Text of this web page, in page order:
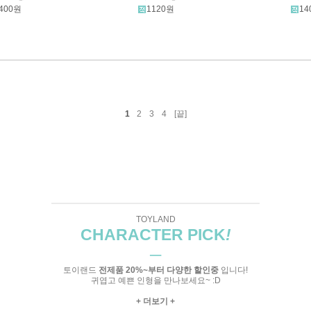
원
1120원
1 2 3 4 [끝]
TOYLAND
CHARACTER PICK!
─
토이랜드 전제품 20%~부터 다양한 할인중 입니다!
귀엽고 예쁜 인형을 만나보세요~ :D
+ 더보기 +